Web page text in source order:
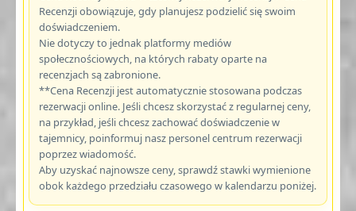
Recenzji obowiązuje, gdy planujesz podzielić się swoim
doświadczeniem.
Nie dotyczy to jednak platformy mediów
społecznościowych, na których rabaty oparte na
recenzjach są zabronione.
**Cena Recenzji jest automatycznie stosowana podczas
rezerwacji online. Jeśli chcesz skorzystać z regularnej ceny,
na przykład, jeśli chcesz zachować doświadczenie w
tajemnicy, poinformuj nasz personel centrum rezerwacji
poprzez wiadomość.
Aby uzyskać najnowsze ceny, sprawdź stawki wymienione
obok każdego przedziału czasowego w kalendarzu poniżej.